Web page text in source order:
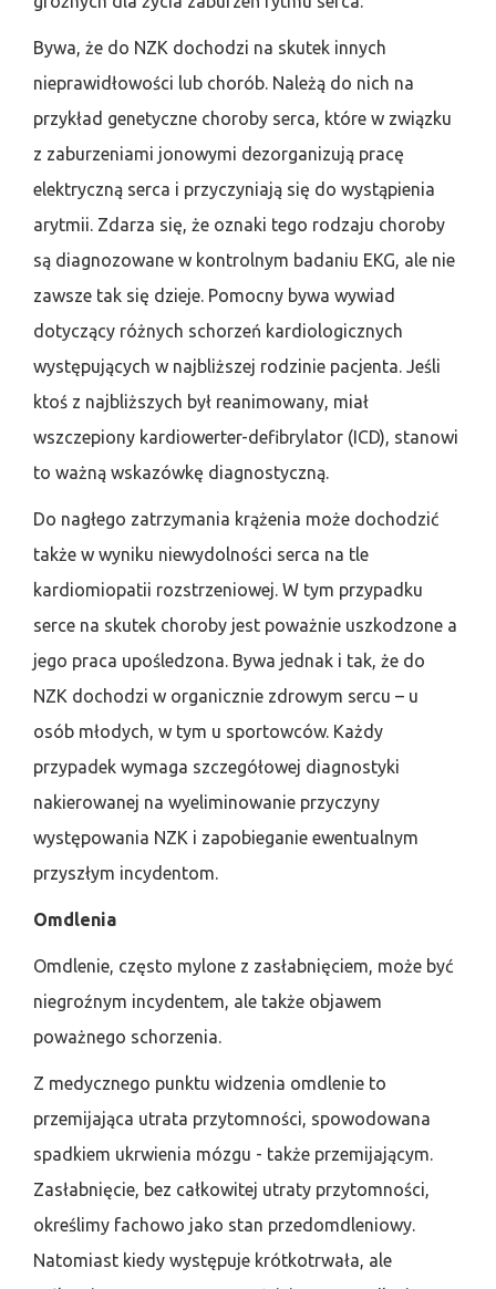
Bywa, że do NZK dochodzi na skutek innych
nieprawidłowości lub chorób. Należą do nich na
przykład genetyczne choroby serca, które w związku
z zaburzeniami jonowymi dezorganizują pracę
elektryczną serca i przyczyniają się do wystąpienia
arytmii. Zdarza się, że oznaki tego rodzaju choroby
są diagnozowane w kontrolnym badaniu EKG, ale nie
zawsze tak się dzieje. Pomocny bywa wywiad
dotyczący różnych schorzeń kardiologicznych
występujących w najbliższej rodzinie pacjenta. Jeśli
ktoś z najbliższych był reanimowany, miał
wszczepiony kardiowerter-defibrylator (ICD), stanowi
to ważną wskazówkę diagnostyczną.
Do nagłego zatrzymania krążenia może dochodzić
także w wyniku niewydolności serca na tle
kardiomiopatii rozstrzeniowej. W tym przypadku
serce na skutek choroby jest poważnie uszkodzone a
jego praca upośledzona. Bywa jednak i tak, że do
NZK dochodzi w organicznie zdrowym sercu – u
osób młodych, w tym u sportowców. Każdy
przypadek wymaga szczegółowej diagnostyki
nakierowanej na wyeliminowanie przyczyny
występowania NZK i zapobieganie ewentualnym
przyszłym incydentom.
Omdlenia
Omdlenie, często mylone z zasłabnięciem, może być
niegroźnym incydentem, ale także objawem
poważnego schorzenia.
Z medycznego punktu widzenia omdlenie to
przemijająca utrata przytomności, spowodowana
spadkiem ukrwienia mózgu - także przemijającym.
Zasłabnięcie, bez całkowitej utraty przytomności,
określimy fachowo jako stan przedomdleniowy.
Natomiast kiedy występuje krótkotrwała, ale